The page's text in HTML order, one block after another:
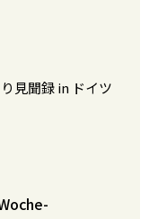
見聞録 in ドイツ